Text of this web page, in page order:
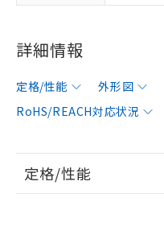
詳細情報
定格/性能 外形図
RoHS/REACH対応状況
定格/性能